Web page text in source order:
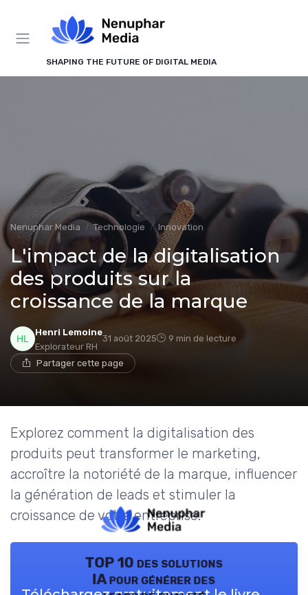
SHAPING THE FUTURE OF DIGITAL MEDIA
Nenuphar Media Technologie Innovation
L'impact de la digitalisation
des produits sur la
croissance de la marque
Henri Lemoine
Explorateur RH
31 août 2025 9 min de lecture
Partager cette page
Explorez comment la digitalisation des
produits peut transformer le marketing,
accroître la notoriété de la marque, influencer
la génération de leads et stimuler la
croissance de votre entreprise.
TOP 10 des solutions
IA pour générer des